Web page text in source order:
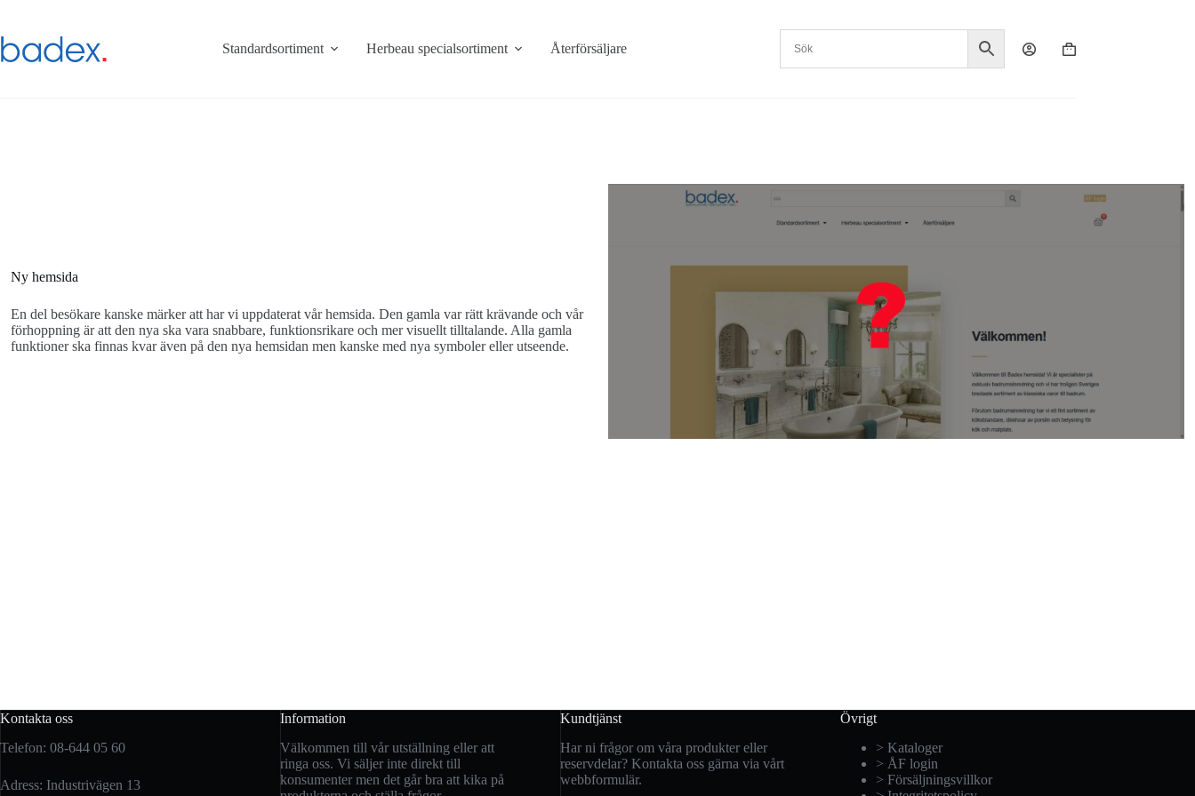
innehåll
Standardsortiment Herbeau specialsortiment Återförsäljare Varukorg
Ny hemsida
En del besökare kanske märker att har vi uppdaterat vår hemsida. Den gamla var rätt krävande och vår
förhoppning är att den nya ska vara snabbare, funktionsrikare och mer visuellt tilltalande. Alla gamla
funktioner ska finnas kvar även på den nya hemsidan men kanske med nya symboler eller utseende.
Kontakta oss
Telefon: 08-644 05 60
Adress: Industrivägen 13
Information
Välkommen till vår utställning eller att
ringa oss. Vi säljer inte direkt till
konsumenter men det går bra att kika på
Kundtjänst
Har ni frågor om våra produkter eller
reservdelar? Kontakta oss gärna via vårt
webbformulär.
Övrigt
> Kataloger
> ÅF login
> Försäljningsvillkor